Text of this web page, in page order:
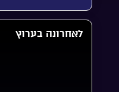
לאחרונה בערוץ